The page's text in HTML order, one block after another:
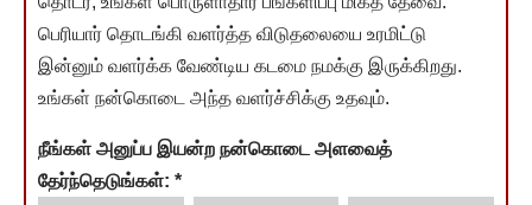
பெரியார் தொடங்கி வளர்த்த விடுதலையை உரமிட்டு
இன்னும் வளர்க்க வேண்டிய கடமை நமக்கு இருக்கிறது.
உங்கள் நன்கொடை அந்த வளர்ச்சிக்கு உதவும்.
நீங்கள் அனுப்ப இயன்ற நன்கொடை அளவைத்
தேர்ந்தெடுங்கள்: *